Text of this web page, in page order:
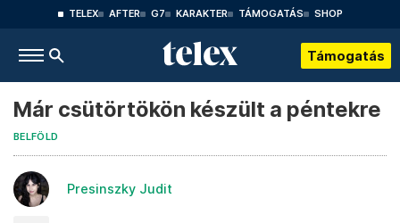
TELEX AFTER G7 KARAKTER TÁMOGATÁS SHOP
Támogatás
Már csütörtökön készült a péntekre
BELFÖLD
Presinszky Judit